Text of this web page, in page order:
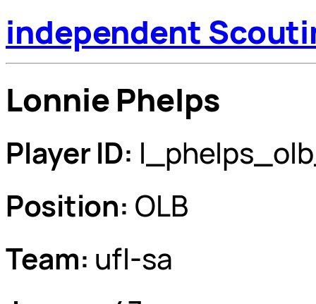
independent
Lonnie Phelps
Player ID:
Position: OLB
Team: ufl-sa